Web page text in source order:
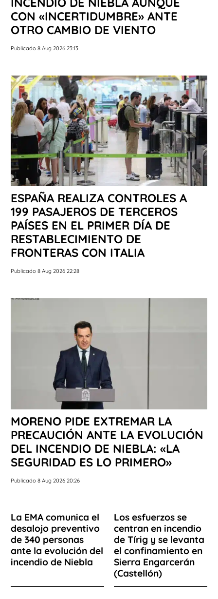
CON «INCERTIDUMBRE» ANTE
OTRO CAMBIO DE VIENTO
Publicado 8 Aug 2026 23:13
ESPAÑA REALIZA CONTROLES A
199 PASAJEROS DE TERCEROS
PAÍSES EN EL PRIMER DÍA DE
RESTABLECIMIENTO DE
FRONTERAS CON ITALIA
Publicado 8 Aug 2026 22:28
MORENO PIDE EXTREMAR LA
PRECAUCIÓN ANTE LA EVOLUCIÓN
DEL INCENDIO DE NIEBLA: «LA
SEGURIDAD ES LO PRIMERO»
Publicado 8 Aug 2026 20:26
La EMA comunica el
desalojo preventivo
de 340 personas
ante la evolución del
incendio de Niebla
Los esfuerzos se
centran en incendio
de Tírig y se levanta
el confinamiento en
Sierra Engarcerán
(Castellón)